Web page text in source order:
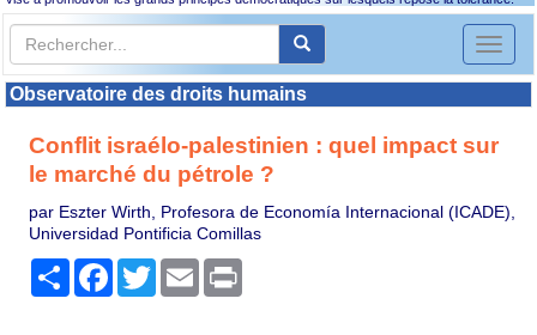
Toggle
Observatoire des droits humains
Conflit israélo-palestinien : quel impact sur
le marché du pétrole ?
par Eszter Wirth, Profesora de Economía Internacional (ICADE),
Universidad Pontificia Comillas
PartagerFacebook
TwitterEmail